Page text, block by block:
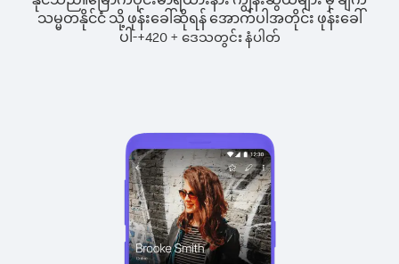
သမ္မတနိုင်ငံ သို့ ဖုန်းခေါ်ဆိုရန် အောက်ပါအတိုင်း ဖုန်းခေါ်
ပါ-+420+ ဒေသတွင်း နံပါတ်